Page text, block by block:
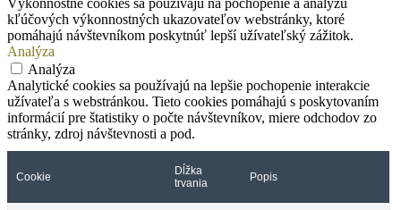
Výkonnostné cookies sa používajú na pochopenie a analýzu
kľúčových výkonnostných ukazovateľov webstránky, ktoré
pomáhajú návštevníkom poskytnúť lepší užívateľský zážitok.
Analýza
Analýza
Analytické cookies sa používajú na lepšie pochopenie interakcie
užívateľa s webstránkou. Tieto cookies pomáhajú s poskytovaním
informácií pre štatistiky o počte návštevníkov, miere odchodov zo
stránky, zdroj návštevnosti a pod.
Cookie
Dĺžka
trvania
Popis